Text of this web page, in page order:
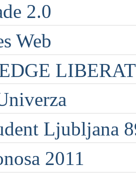
2.0
Web
Ljubljana
2011